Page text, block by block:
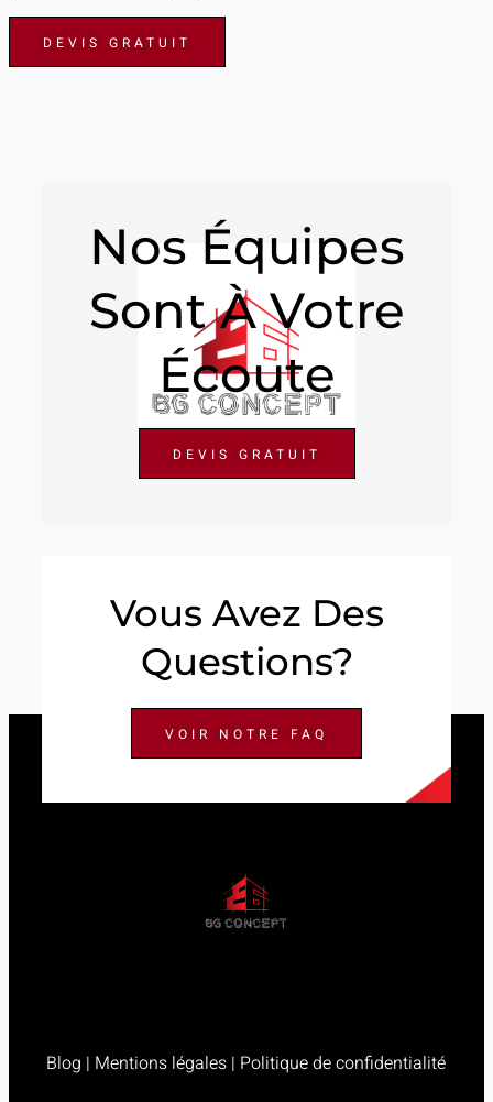
DEVIS GRATUIT
Nos Équipes
Sont À Votre
Écoute
DEVIS GRATUIT
Vous Avez Des
Questions?
VOIR NOTRE FAQ
Blog | Mentions légales| Politique de confidentialité